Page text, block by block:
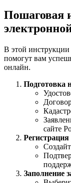
Пошаговая
В этой
помогут вам
онлайн.
Подготовка
сайте
Регистрация
Заполнение